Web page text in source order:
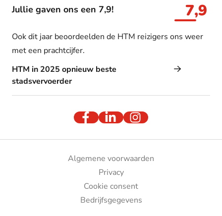
Jullie gaven ons een 7,9! 7,9
Ook dit jaar beoordeelden de HTM reizigers ons weer
met een prachtcijfer.
HTM in 2025 opnieuw beste
stadsvervoerder
Algemene voorwaarden
Privacy
Cookie consent
Bedrijfsgegevens